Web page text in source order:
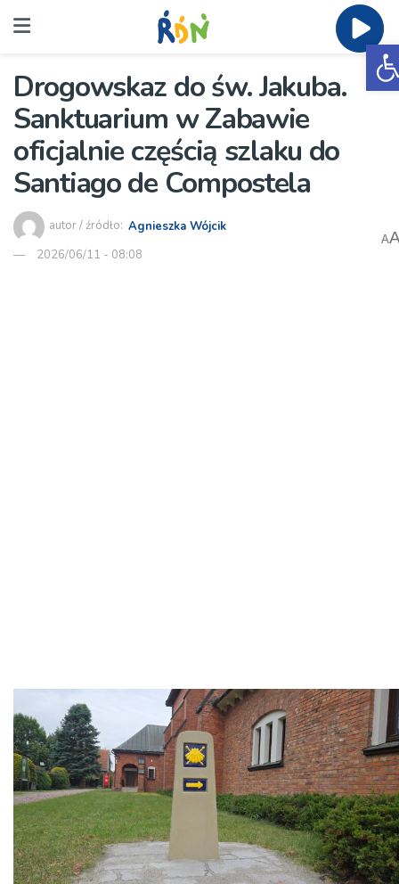
Drogowskaz do św. Jakuba.
Sanktuarium w Zabawie
oficjalnie częścią szlaku do
Santiago de Compostela
autor / źródło: Agnieszka Wójcik
2026/06/11 - 08:08
A